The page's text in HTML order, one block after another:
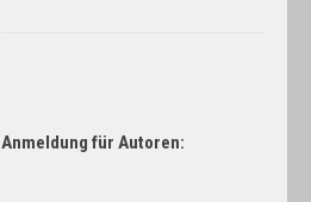
Anmeldung für Autoren: